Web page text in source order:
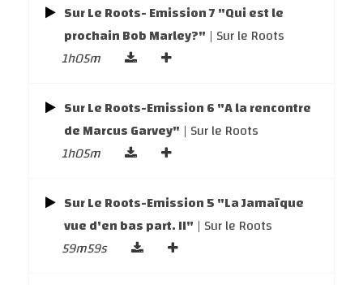
Sur Le Roots- Emission 7 "Qui est le
prochain Bob Marley?" | Sur le Roots
1h05m
Sur Le Roots-Emission 6 "A la rencontre
de Marcus Garvey" | Sur le Roots
1h05m
Sur Le Roots-Emission 5 "La Jamaïque
vue d'en bas part. II" | Sur le Roots
59m59s